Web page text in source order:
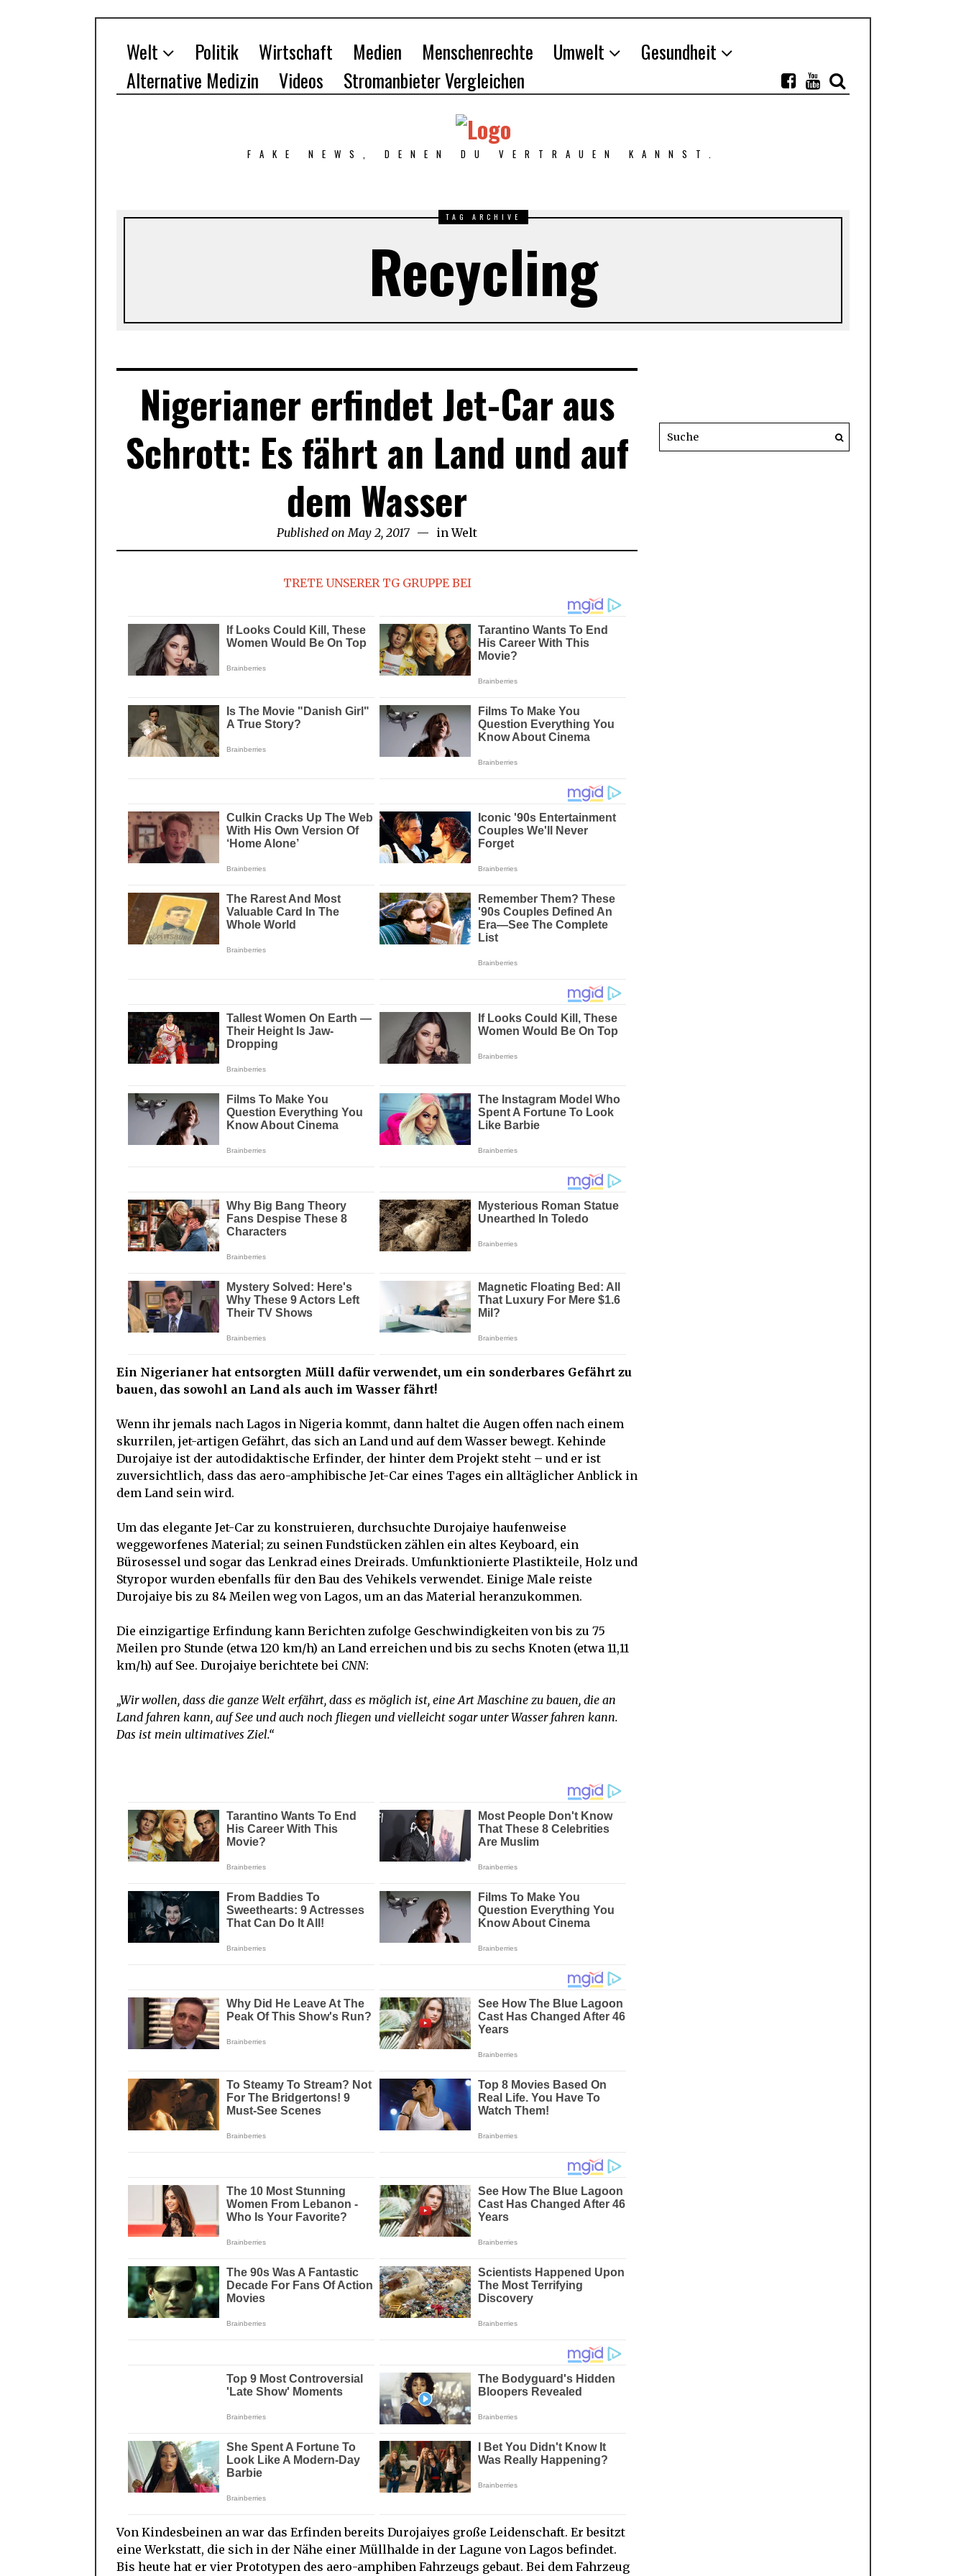
Welt Politik Wirtschaft Medien Menschenrechte Umwelt
Gesundheit
Alternative Medizin
Videos Stromanbieter Vergleichen
FAKE NEWS, DENEN DU VERTRAUEN KANNST.
TAG ARCHIVE
Recycling
Nigerianer erfindet Jet-Car aus
Schrott: Es fährt an Land und auf
dem Wasser
Published on May 2, 2017 in Welt
TRETE UNSERER TG GRUPPE BEI
Ein Nigerianer hat entsorgten Müll dafür verwendet, um ein sonderbares Gefährt zu
bauen, das sowohl an Land als auch im Wasser fährt!
Wenn ihr jemals nach Lagos in Nigeria kommt, dann haltet die Augen offen nach einem
skurrilen, jet-artigen Gefährt, das sich an Land und auf dem Wasser bewegt. Kehinde
Durojaiye ist der autodidaktische Erfinder, der hinter dem Projekt steht – und er ist
zuversichtlich, dass das aero-amphibische Jet-Car eines Tages ein alltäglicher Anblick in
dem Land sein wird.
Um das elegante Jet-Car zu konstruieren, durchsuchte Durojaiye haufenweise
weggeworfenes Material; zu seinen Fundstücken zählen ein altes Keyboard, ein
Bürosessel und sogar das Lenkrad eines Dreirads. Umfunktionierte Plastikteile, Holz und
Styropor wurden ebenfalls für den Bau des Vehikels verwendet. Einige Male reiste
Durojaiye bis zu 84 Meilen weg von Lagos, um an das Material heranzukommen.
Die einzigartige Erfindung kann Berichten zufolge Geschwindigkeiten von bis zu 75
Meilen pro Stunde (etwa 120 km/h) an Land erreichen und bis zu sechs Knoten (etwa 11,11
km/h) auf See. Durojaiye berichtete bei CNN:
„Wir wollen, dass die ganze Welt erfährt, dass es möglich ist, eine Art Maschine zu bauen, die an
Land fahren kann, auf See und auch noch fliegen und vielleicht sogar unter Wasser fahren kann.
Das ist mein ultimatives Ziel.“
Von Kindesbeinen an war das Erfinden bereits Durojaiyes große Leidenschaft. Er besitzt
eine Werkstatt, die sich in der Nähe einer Müllhalde in der Lagune von Lagos befindet.
Bis heute hat er vier Prototypen des aero-amphiben Fahrzeugs gebaut. Bei dem Fahrzeug